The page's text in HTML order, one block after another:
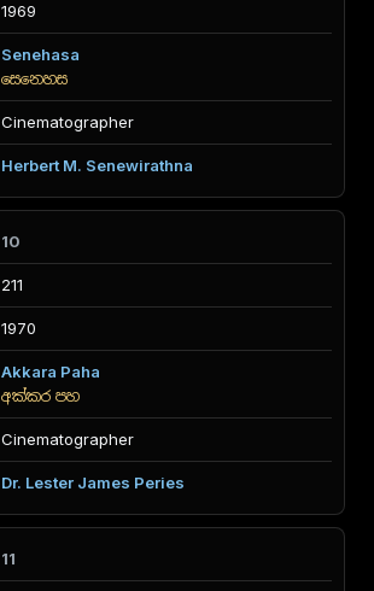
1969
Senehasa
සෙනෙහස
Cinematographer
Herbert M. Senewirathna
10
211
1970
Akkara Paha
අක්කර පහ
Cinematographer
Dr. Lester James Peries
11